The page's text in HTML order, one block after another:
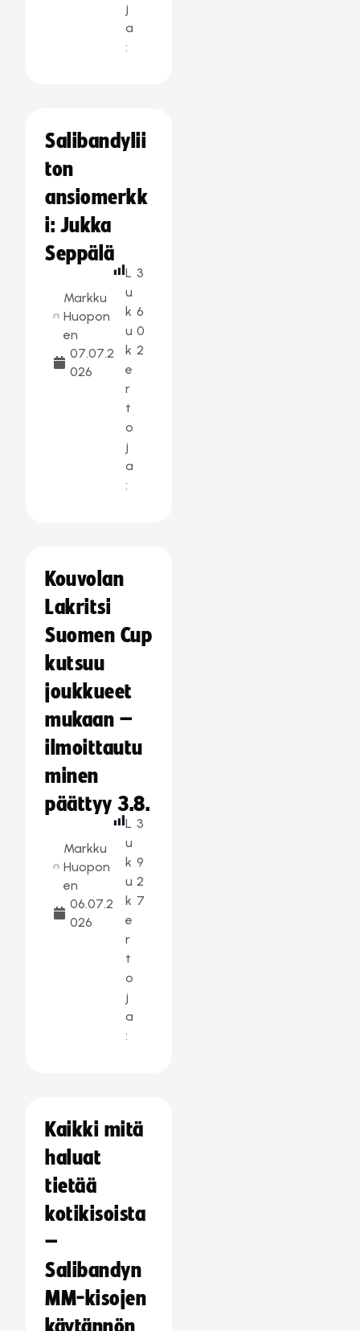
j
a
:
Salibandylii
ton
ansiomerkk
i: Jukka
Seppälä
Markku
Huopon
en
07.07.2
026
L
u
k
u
k
e
r
t
o
j
a
:
3
6
0
2
Kouvolan
Lakritsi
Suomen Cup
kutsuu
joukkueet
mukaan –
ilmoittautu
minen
päättyy 3.8.
Markku
Huopon
en
06.07.2
026
L
u
k
u
k
e
r
t
o
j
a
:
3
9
2
7
Kaikki mitä
haluat
tietää
kotikisoista
–
Salibandyn
MM-kisojen